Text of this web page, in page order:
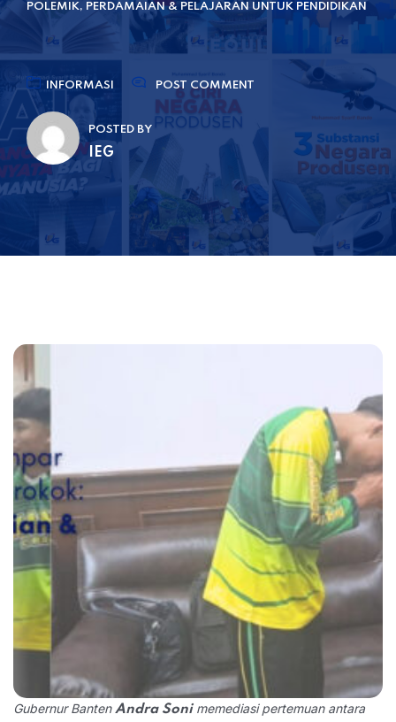
POLEMIK, PERDAMAIAN & PELAJARAN UNTUK PENDIDIKAN
INFORMASI POST COMMENT
POSTED BY
IEG
Gubernur BantenAndra Sonimemediasi pertemuan antara